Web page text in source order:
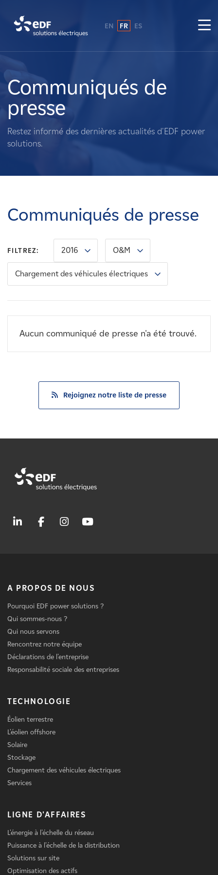
A propos de nous
Ce que nous faisons
Propriétaires fonciers
Carrières
Nouvelles
Contactez-nous
EN FR ES
Communiqués de
presse
Restez informé des dernières actualités d'EDF power
solutions.
Communiqués de presse
FILTREZ: 2016 O&M
Chargement des véhicules électriques
Aucun communiqué de presse n'a été trouvé.
Rejoignez notre liste de presse
A PROPOS DE NOUS
Pourquoi EDF power solutions ?
Qui sommes-nous ?
Qui nous servons
Rencontrez notre équipe
Déclarations de l'entreprise
Responsabilité sociale des entreprises
TECHNOLOGIE
Éolien terrestre
L'éolien offshore
Solaire
Stockage
Chargement des véhicules électriques
Services
LIGNE D'AFFAIRES
L'énergie à l'échelle du réseau
Puissance à l'échelle de la distribution
Solutions sur site
Optimisation des actifs